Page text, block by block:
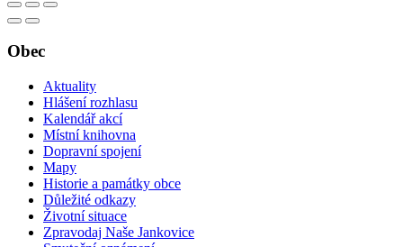
Obec
Aktuality
Hlášení rozhlasu
Kalendář akcí
Místní knihovna
Dopravní spojení
Mapy
Historie a památky obce
Důležité odkazy
Životní situace
Zpravodaj Naše Jankovice